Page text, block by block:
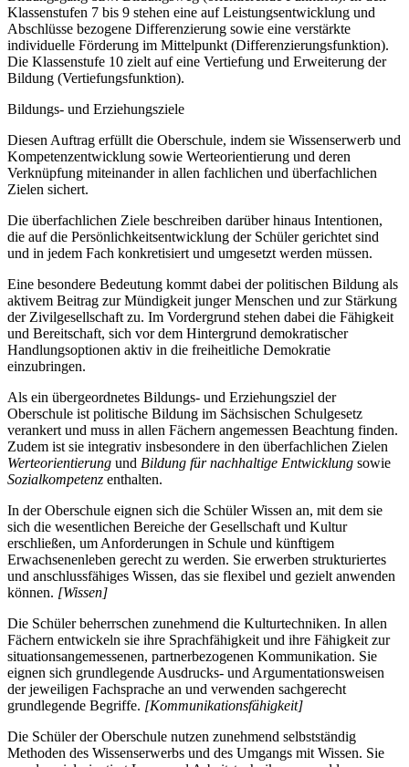
Klassenstufen 7 bis 9 stehen eine auf Leistungsentwicklung und
Abschlüsse bezogene Differenzierung sowie eine verstärkte
individuelle Förderung im Mittelpunkt (Differenzierungsfunktion).
Die Klassenstufe 10 zielt auf eine Vertiefung und Erweiterung der
Bildung (Vertiefungsfunktion).
Bildungs- und Erziehungsziele
Diesen Auftrag erfüllt die Oberschule, indem sie Wissenserwerb und
Kompetenzentwicklung sowie Werteorientierung und deren
Verknüpfung miteinander in allen fachlichen und überfachlichen
Zielen sichert.
Die überfachlichen Ziele beschreiben darüber hinaus Intentionen,
die auf die Persönlichkeitsentwicklung der Schüler gerichtet sind
und in jedem Fach konkretisiert und umgesetzt werden müssen.
Eine besondere Bedeutung kommt dabei der politischen Bildung als
aktivem Beitrag zur Mündigkeit junger Menschen und zur Stärkung
der Zivilgesellschaft zu. Im Vordergrund stehen dabei die Fähigkeit
und Bereitschaft, sich vor dem Hintergrund demokratischer
Handlungsoptionen aktiv in die freiheitliche Demokratie
einzubringen.
Als ein übergeordnetes Bildungs- und Erziehungsziel der
Oberschule ist politische Bildung im Sächsischen Schulgesetz
verankert und muss in allen Fächern angemessen Beachtung finden.
Zudem ist sie integrativ insbesondere in den überfachlichen Zielen
Werteorientierung und Bildung für nachhaltige Entwicklung sowie
Sozialkompetenz enthalten.
In der Oberschule eignen sich die Schüler Wissen an, mit dem sie
sich die wesentlichen Bereiche der Gesellschaft und Kultur
erschließen, um Anforderungen in Schule und künftigem
Erwachsenenleben gerecht zu werden. Sie erwerben strukturiertes
und anschlussfähiges Wissen, das sie flexibel und gezielt anwenden
können. [Wissen]
Die Schüler beherrschen zunehmend die Kulturtechniken. In allen
Fächern entwickeln sie ihre Sprachfähigkeit und ihre Fähigkeit zur
situationsangemessenen, partnerbezogenen Kommunikation. Sie
eignen sich grundlegende Ausdrucks- und Argumentationsweisen
der jeweiligen Fachsprache an und verwenden sachgerecht
grundlegende Begriffe. [Kommunikationsfähigkeit]
Die Schüler der Oberschule nutzen zunehmend selbstständig
Methoden des Wissenserwerbs und des Umgangs mit Wissen. Sie